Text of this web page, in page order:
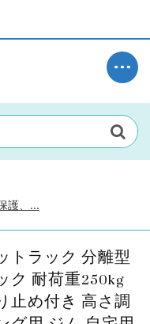
し...
護、...
し...
トラック 分離型
ク 耐荷重250kg
止め付き 高さ調